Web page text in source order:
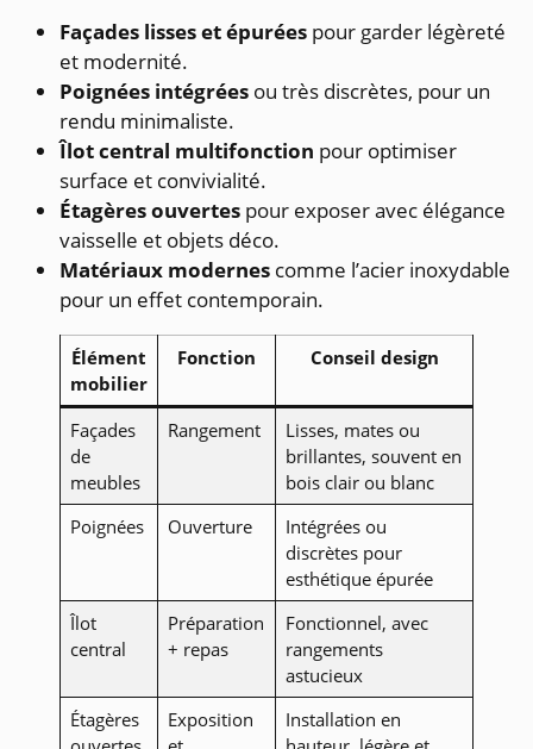
Façades lisses et épurées pour garder légèreté
et modernité.
Poignées intégrées ou très discrètes, pour un
rendu minimaliste.
Îlot central multifonction pour optimiser
surface et convivialité.
Étagères ouvertes pour exposer avec élégance
vaisselle et objets déco.
Matériaux modernes comme l’acier inoxydable
pour un effet contemporain.
Élément
mobilier
Fonction Conseil design
Façades
de
meubles
Rangement
Lisses, mates ou
brillantes, souvent en
bois clair ou blanc
Poignées
Ouverture
Intégrées ou
discrètes pour
esthétique épurée
Îlot
central
Préparation
+ repas
Fonctionnel, avec
rangements
astucieux
Étagères
Exposition
Installation en